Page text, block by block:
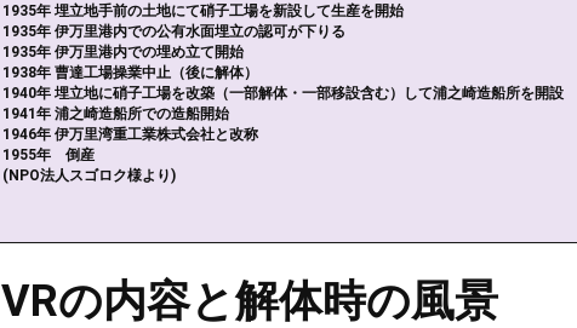
1935年 埋立地手前の土地にて硝子工場を新設して生産を開始
1935年 伊万里港内での公有水面埋立の認可が下りる
1935年 伊万里港内での埋め立て開始
1938年 曹達工場操業中止（後に解体）
1940年 埋立地に硝子工場を改築（一部解体・一部移設含む）して浦之崎造船所を開設
1941年 浦之崎造船所での造船開始
1946年 伊万里湾重工業株式会社と改称
1955年 倒産
(NPO法人スゴロク様より)
VRの内容と解体時の風景